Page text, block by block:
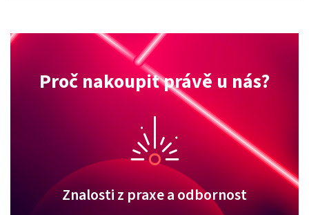
Proč nakoupit právě u nás?
Znalosti z praxe a odbornost